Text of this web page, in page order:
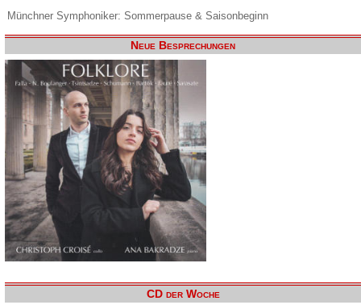
Münchner Symphoniker: Sommerpause & Saisonbeginn
Neue Besprechungen
CD der Woche